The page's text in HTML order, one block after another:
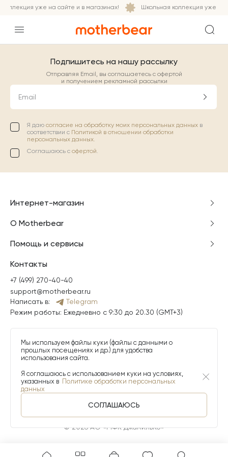
уже на сайте и в магазинах! Школьная коллекция уже на
Подпишитесь на нашу рассылку
Отправляя Email, вы соглашаетесь с офертой
и получением рекламной рассылки
Email
Я даю согласие на обработку моих персональных данных в
соответствии с Политикой в отношении обработки
персональных данных.
Соглашаюсь с офертой.
Интернет-магазин
О Motherbear
Помощь и сервисы
Контакты
+7 (499) 270-40-40
support@motherbear.ru
Написать в:
Telegram
Режим работы: Ежедневно с 9:30 до 20.30 (GMT+3)
© 2026 АО «МФК ДжамильКо»
Мы используем файлы куки (файлы с данными о
прошлых посещениях и др.) для удобства
использования сайта.
Я соглашаюсь с использованием куки на условиях,
указанных в Политике обработки персональных
данных
СОГЛАШАЮСЬ